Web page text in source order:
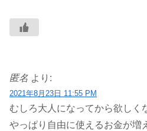
匿名 より:
2021年8月23日 11:55 PM
むしろ大人になってから欲しく
やっぱり自由に使えるお金が増